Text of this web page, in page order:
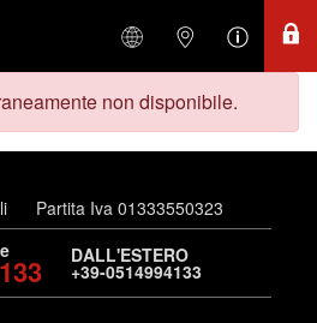
non disponibile.
Partita Iva 01333550323
DALL'ESTERO
+39-0514994133